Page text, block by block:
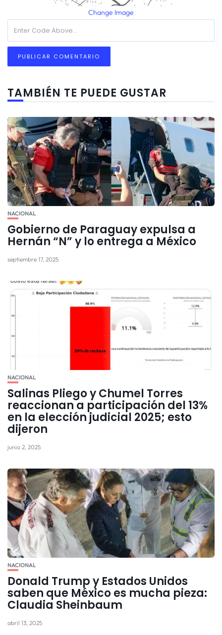
Change Image
TAMBIÉN TE PUEDE GUSTAR
NACIONAL
Gobierno de Paraguay expulsa a
Hernán “N” y lo entrega a México
septiembre 17, 2025
NACIONAL
Salinas Pliego y Chumel Torres
reaccionan a participación del 13%
en la elección judicial 2025; esto
dijeron
junio 2, 2025
NACIONAL
Donald Trump y Estados Unidos
saben que México es mucha pieza:
Claudia Sheinbaum
abril 13, 2025